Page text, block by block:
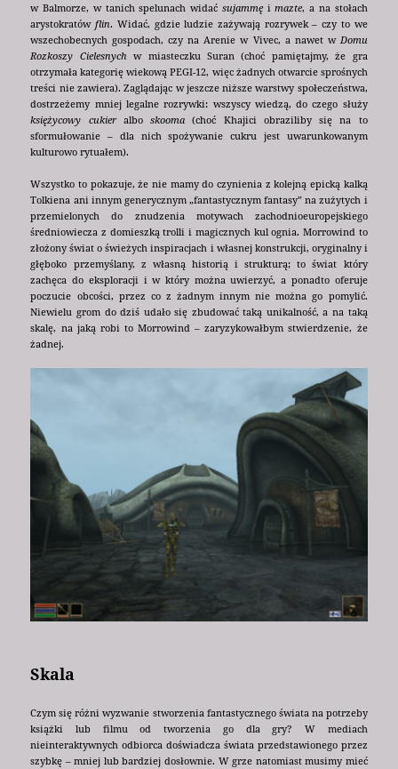
w Balmorze, w tanich spelunach widać sujammęimazte, a na stołach
arystokratówflin. Widać, gdzie ludzie zażywają rozrywek – czy to we
wszechobecnych gospodach, czy na Arenie w Vivec, a nawet w Domu
Rozkoszy Cielesnychw miasteczku Suran (choć pamiętajmy, że gra
otrzymała kategorię wiekową PEGI-12, więc żadnych otwarcie sprośnych
treści nie zawiera). Zaglądając w jeszcze niższe warstwy społeczeństwa,
dostrzeżemy mniej legalne rozrywki: wszyscy wiedzą, do czego służy
księżycowy cukieralboskooma (choć Khajici obraziliby się na to
sformułowanie – dla nich spożywanie cukru jest uwarunkowanym
kulturowo rytuałem).
Wszystko to pokazuje, że nie mamy do czynienia z kolejną epicką kalką
Tolkiena ani innym generycznym „fantastycznym fantasy” na zużytych i
przemielonych do znudzenia motywach zachodnioeuropejskiego
średniowiecza z domieszką trolli i magicznych kul ognia. Morrowind to
złożony świat o świeżych inspiracjach i własnej konstrukcji, oryginalny i
głęboko przemyślany, z własną historią i strukturą; to świat który
zachęca do eksploracji i w który można uwierzyć, a ponadto oferuje
poczucie obcości, przez co z żadnym innym nie można go pomylić.
Niewielu grom do dziś udało się zbudować taką unikalność, a na taką
skalę, na jaką robi to Morrowind – zaryzykowałbym stwierdzenie, że
żadnej.
Skala
Czym się różni wyzwanie stworzenia fantastycznego świata na potrzeby
książki lub filmu od tworzenia go dla gry? W mediach
nieinteraktywnych odbiorca doświadcza świata przedstawionego przez
szybkę – mniej lub bardziej dosłownie. W grze natomiast musimy mieć